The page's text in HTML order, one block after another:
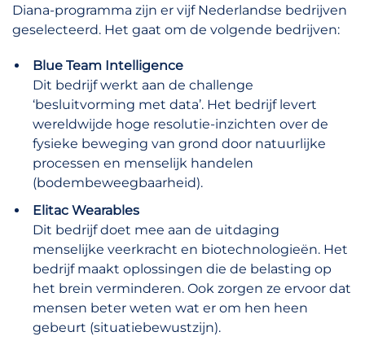
Diana-programma zijn er vijf Nederlandse bedrijven
geselecteerd. Het gaat om de volgende bedrijven:
Blue Team Intelligence
Dit bedrijf werkt aan de challenge
‘besluitvorming met data’. Het bedrijf levert
wereldwijde hoge resolutie-inzichten over de
fysieke beweging van grond door natuurlijke
processen en menselijk handelen
(bodembeweegbaarheid).
Elitac Wearables
Dit bedrijf doet mee aan de uitdaging
menselijke veerkracht en biotechnologieën. Het
bedrijf maakt oplossingen die de belasting op
het brein verminderen. Ook zorgen ze ervoor dat
mensen beter weten wat er om hen heen
gebeurt (situatiebewustzijn).